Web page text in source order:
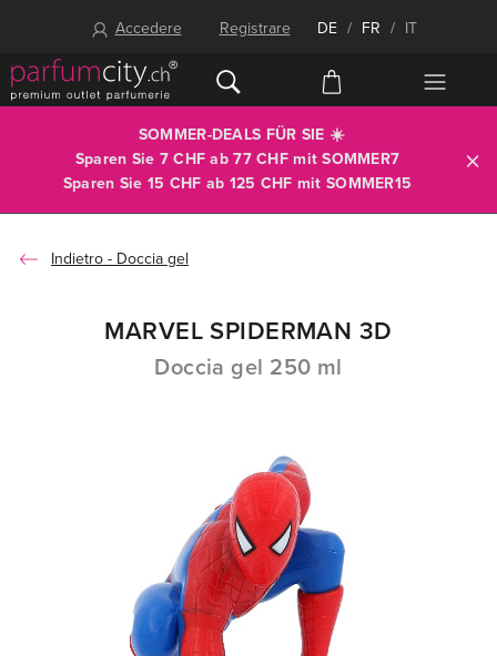
Accedere Registrare DE / FR / IT
SOMMER-DEALS FÜR SIE ☀️
Sparen Sie 7 CHF ab 77 CHF mitSOMMER7
Sparen Sie 15 CHF ab 125 CHF mit SOMMER15
Doccia gel
MARVEL SPIDERMAN 3D
Doccia gel 250 ml